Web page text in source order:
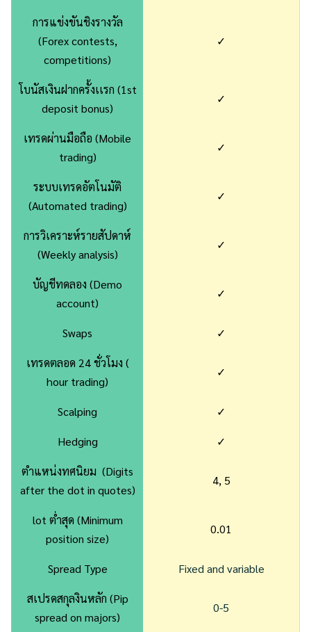
การแข่งขันชิงรางวัล
(Forex contests,
competitions)
✓
โบนัสเงินฝากครั้งเเรก (1st
deposit bonus)
✓
เทรดผ่านมือถือ (Mobile
trading)
✓
ระบบเทรดอัตโนมัติ
(Automated trading)
✓
การวิเคราะห์รายสัปดาห์
(Weekly analysis)
✓
บัญชีทดลอง (Demo
account)
✓
Swaps ✓
เทรดตลอด 24 ชั่วโมง (
hour trading)
✓
Scalping ✓
Hedging ✓
ตำแหน่งทศนิยม (Digits
after the dot in quotes)
4, 5
lot ต่ำสุด (Minimum
position size)
0.01
Spread Type Fixed and variable
สเปรดสกุลงินหลัก (Pip
spread on majors)
0-5